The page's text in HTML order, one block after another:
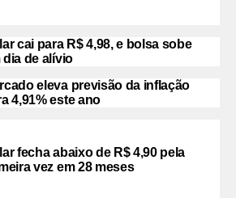
cai para R$ 4,98, e bolsa sobe
dia de alívio
eleva previsão da inflação
4,91% este ano
fecha abaixo de R$ 4,90 pela
vez em 28 meses